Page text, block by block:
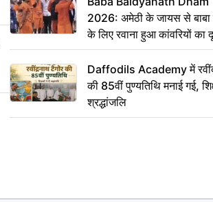
2026: अमेठी के जायस से बाबा
के लिए रवाना हुआ कांवरियों का
Daffodils Academy में
की 85वीं पुण्यतिथि मनाई गई,
श्रद्धांजलि